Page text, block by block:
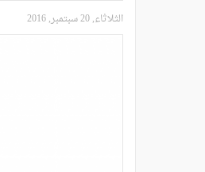
الثلاثاء, 20 سبتمبر, 2016